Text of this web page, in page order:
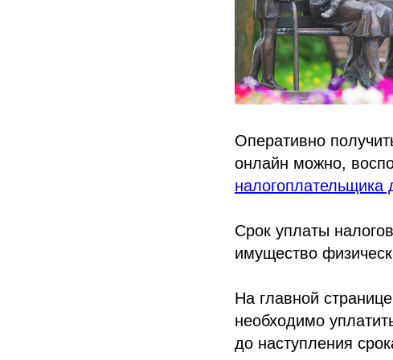
Оперативно
онлайн можно,
налогоплательщика
Срок уплаты
имущество
На главной
необходимо
до наступления